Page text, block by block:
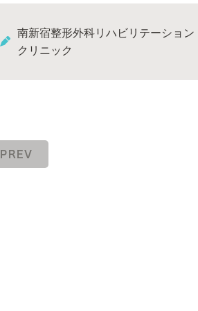
南新宿整形外科リハビリテーション
クリニック
PREV